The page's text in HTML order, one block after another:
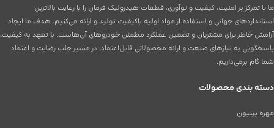
ما با تمرکز بر امنیت، کیفیت و نوآوری، قطعات هیدرولیک فرمان را با رعایت بالاترین
استانداردهای جهانی و استفاده از مواد اولیه باکیفیت تولید و ارائه می‌کنیم. هدف ما ایجاد
آرامش خاطر برای مشتریان و تضمین عملکرد مطمئن خودروهای آن‌هاست. با تعهد به کیفیت،
پاسخگویی به نیازهای صنعت و ارائه محصولاتی قابل‌اعتماد، در مسیر جلب رضایت و اعتماد
شما گام برمی‌داریم.
دسته بندی محصولات
مهره پینیون